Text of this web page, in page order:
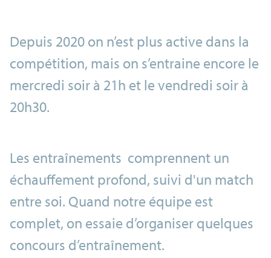
Depuis 2020 on n’est plus active dans la
compétition, mais on s’entraine encore le
mercredi soir à 21h et le vendredi soir à
20h30.
Les entraînements comprennent un
échauffement profond, suivi d'un match
entre soi. Quand notre équipe est
complet, on essaie d’organiser quelques
concours d’entraînement.